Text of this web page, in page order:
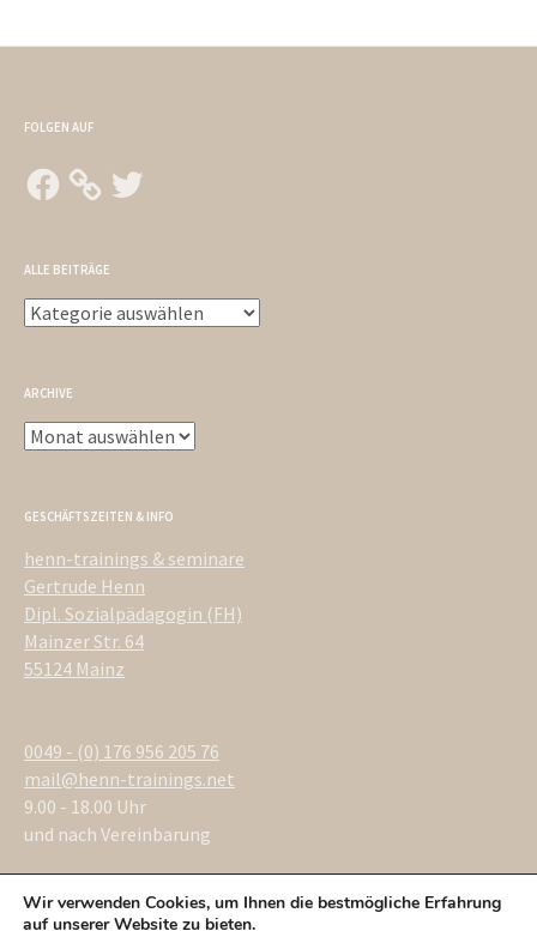
FOLGEN AUF
Facebook Twitter
ALLE BEITRÄGE
Alle
ARCHIVE
Archive
GESCHÄFTSZEITEN & INFO
henn-trainings & seminare
Gertrude Henn
Dipl. Sozialpädagogin (FH)
Mainzer Str. 64
55124 Mainz
0049 - (0) 176 956 205 76
mail@henn-trainings.net
9.00 - 18.00 Uhr
und nach Vereinbarung
Wir verwenden Cookies, um Ihnen die bestmögliche Erfahrung
auf unserer Website zu bieten.